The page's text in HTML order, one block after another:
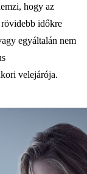
hogy az
időkre
egyáltalán nem
velejárója.